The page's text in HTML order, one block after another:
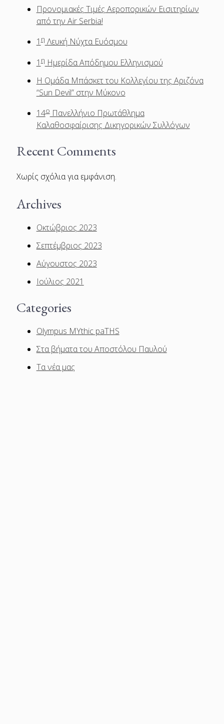
Προνομιακές Τιμές Αεροπορικών Εισιτηρίων
από την Air Serbia!
1η Λευκή Νύχτα Ευόσμου
1η Ημερίδα Απόδημου Ελληνισμού
Η Ομάδα Μπάσκετ του Κολλεγίου της Αριζόνα
“Sun Devil” στην Μύκονο
14οΠανελλήνιο Πρωτάθλημα
Καλαθοσφαίρισης Δικηγορικών Συλλόγων
Recent Comments
Χωρίς σχόλια για εμφάνιση.
Archives
Οκτώβριος 2023
Σεπτέμβριος 2023
Αύγουστος 2023
Ιούλιος 2021
Categories
Olympus MYthic paTHS
Στα βήματα του Αποστόλου Παυλού
Τα νέα μας